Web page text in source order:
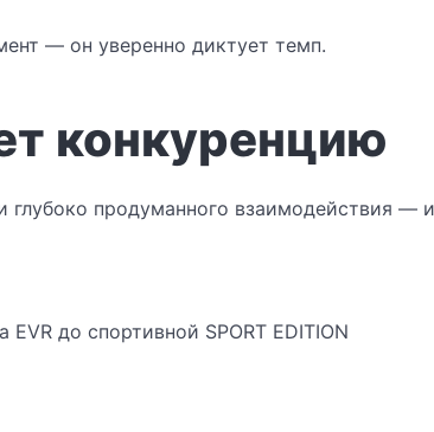
— он уверенно диктует темп.
конкуренцию
продуманного взаимодействия —
до спортивной SPORT EDITION